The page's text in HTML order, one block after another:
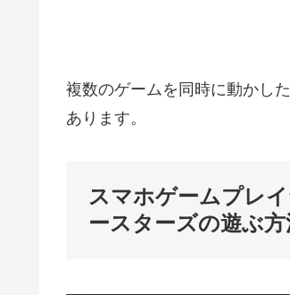
複数のゲームを同時に動かし
あります。
スマホゲームプレ
ースターズの遊ぶ方